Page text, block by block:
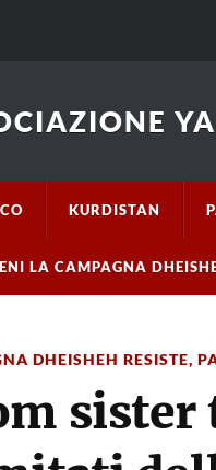
KURDISTAN
LA CAMPAGNA
DHEISHEH RESISTE,
sister